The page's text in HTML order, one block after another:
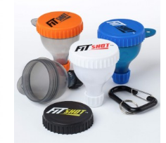
Individuelle
Werbeartikel
anfragen